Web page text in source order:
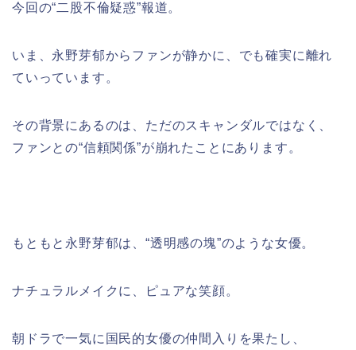
今回の“二股不倫疑惑”報道。
いま、永野芽郁からファンが静かに、でも確実に離れ
ていっています。
その背景にあるのは、ただのスキャンダルではなく、
ファンとの“信頼関係”が崩れたことにあります。
もともと永野芽郁は、“透明感の塊”のような女優。
ナチュラルメイクに、ピュアな笑顔。
朝ドラで一気に国民的女優の仲間入りを果たし、